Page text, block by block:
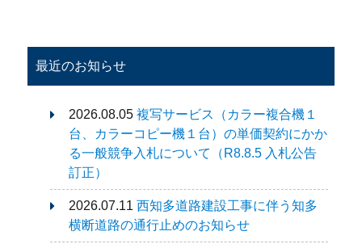
最近のお知らせ
2026.08.05 複写サービス（カラー複合機１
台、カラーコピー機１台）の単価契約にかか
る一般競争入札について（R8.8.5 入札公告
訂正）
2026.07.11 西知多道路建設工事に伴う知多
横断道路の通行止めのお知らせ